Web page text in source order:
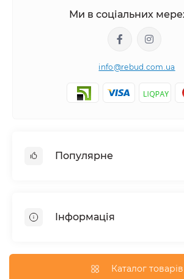
Ми в соціальних
info@rebud.com.ua
Популярне
Гіпсокартонні системи
Паркани та огорожі
Інформація
Каталог товарів